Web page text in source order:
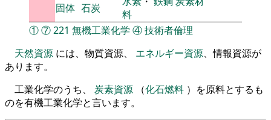
固体 石炭
料
①⑦221 無機工業化学 ④技術者倫理
天然資源 には、物質資源、 エネルギー資源、情報資源が
あります。
工業化学のうち、 炭素資源 （化石燃料 ）を原料とするも
のを有機工業化学と言います。